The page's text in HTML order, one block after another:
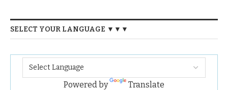
SELECT YOUR LANGUAGE ▼▼▼
Powered by Translate